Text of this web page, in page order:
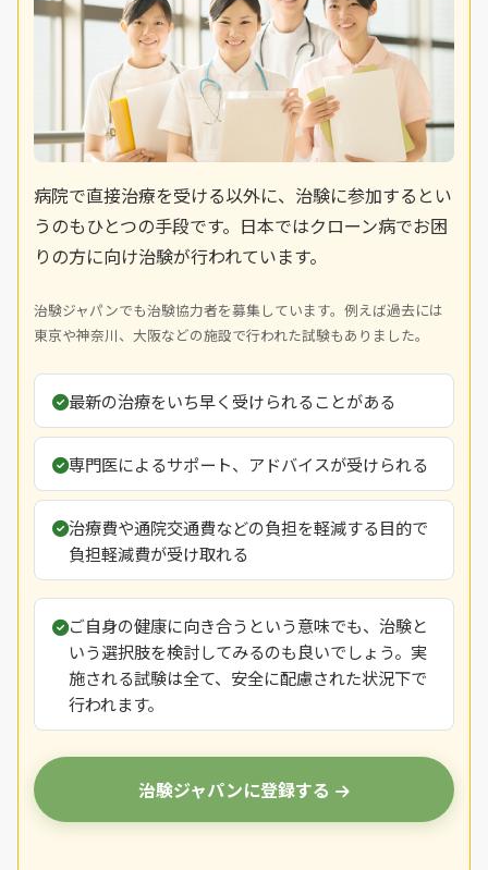
病院で直接治療を受ける以外に、治験に参加するとい
うのもひとつの手段です。日本ではクローン病でお困
りの方に向け治験が行われています。
治験ジャパンでも治験協力者を募集しています。例えば過去には
東京や神奈川、大阪などの施設で行われた試験もありました。
最新の治療をいち早く受けられることがある
専門医によるサポート、アドバイスが受けられる
治療費や通院交通費などの負担を軽減する目的で
負担軽減費が受け取れる
ご自身の健康に向き合うという意味でも、治験と
いう選択肢を検討してみるのも良いでしょう。実
施される試験は全て、安全に配慮された状況下で
行われます。
治験ジャパンに登録する